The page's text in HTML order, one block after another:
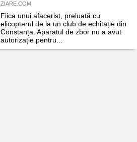
ZIARE.COM
Fiica unui afacerist, preluată cu
elicopterul de la un club de echitație din
Constanța. Aparatul de zbor nu a avut
autorizație pentru...